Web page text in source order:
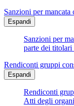
Sanzioni per
Espandi
Sanzioni per
parte dei
Rendiconti gruppi
Espandi
Rendiconti
Atti degli